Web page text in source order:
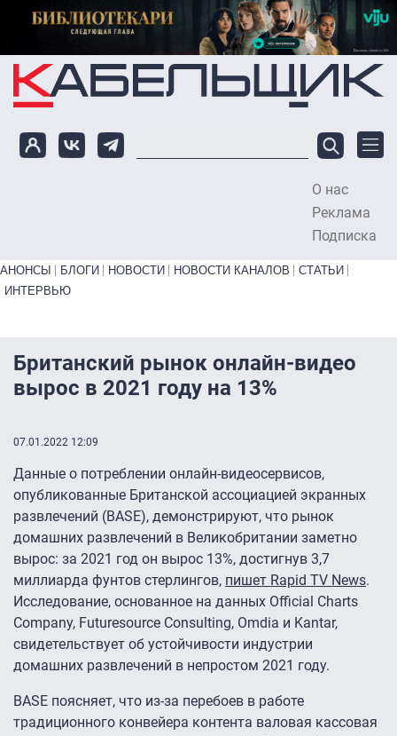
Перейти к основному содержанию
О нас
Реклама
Подписка
Primary links bottom
АНОНСЫ БЛОГИ НОВОСТИ НОВОСТИ КАНАЛОВ
СТАТЬИ
ИНТЕРВЬЮ
Британский рынок онлайн-видео
вырос в 2021 году на 13%
07.01.2022 12:09
Данные о потреблении онлайн-видеосервисов,
опубликованные Британской ассоциацией экранных
развлечений (BASE), демонстрируют, что рынок
домашних развлечений в Великобритании заметно
вырос: за 2021 год он вырос 13%, достигнув 3,7
миллиарда фунтов стерлингов, пишет Rapid TV News.
Исследование, основанное на данных Official Charts
Company, Futuresource Consulting, Omdia и Kantar,
свидетельствует об устойчивости индустрии
домашних развлечений в непростом 2021 году.
BASE поясняет, что из-за перебоев в работе
традиционного конвейера контента валовая кассовая